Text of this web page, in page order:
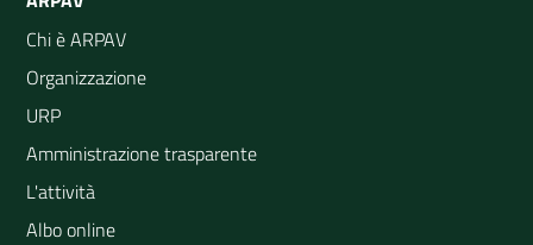
Chi è ARPAV
Organizzazione
URP
Amministrazione trasparente
L'attività
Albo online